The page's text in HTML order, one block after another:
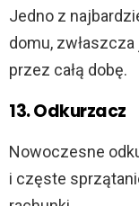
Jedno z
domu,
przez całą dobę.
13. Odkurzacz
Nowoczesne
i częste